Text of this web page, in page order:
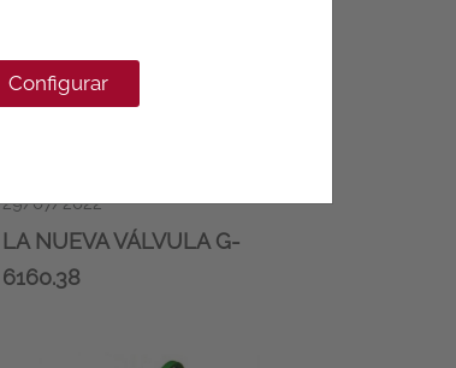
Configurar
29/07/2022
LA NUEVA VÁLVULA G-
6160.38